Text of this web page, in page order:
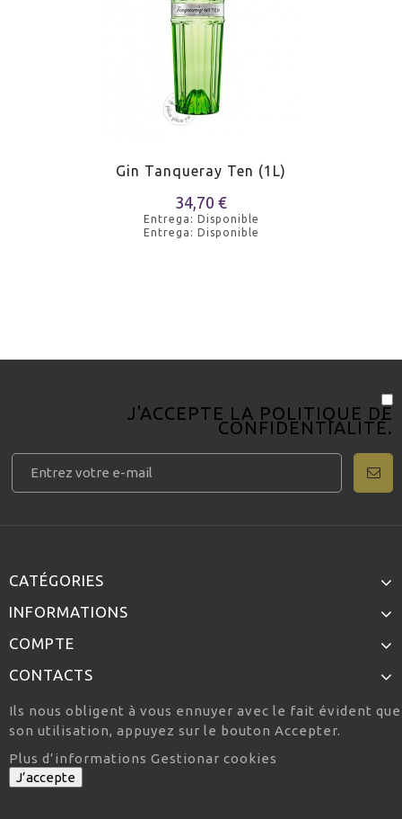
Gin Tanqueray Ten (1L)
34,70 €
Entrega: Disponible
Entrega: Disponible
J'ACCEPTE LA POLITIQUE DE
CONFIDENTIALITÉ.
CATÉGORIES
INFORMATIONS
COMPTE
CONTACTS
Ils nous obligent à vous ennuyer avec le fait évident
son utilisation, appuyez sur le bouton Accepter.
Plus d’informations Gestionar cookies
J’accepte